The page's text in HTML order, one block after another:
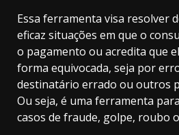
Essa ferramenta visa resolver
eficaz situações em que o
o pagamento ou acredita que
forma equivocada, seja por
destinatário errado ou outros
Ou seja, é uma ferramenta
casos de fraude, golpe, roubo